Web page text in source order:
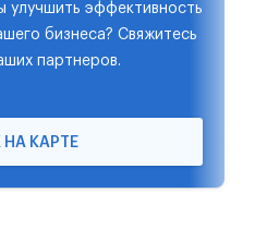
улучшить эффективность
бизнеса? Свяжитесь
партнеров.
НА КАРТЕ